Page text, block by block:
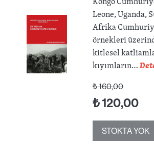
Leone, Uganda,
Afrika
örnekleri
kitlesel
kıyımların…
₺160,00
₺120,00
STOKTA YOK